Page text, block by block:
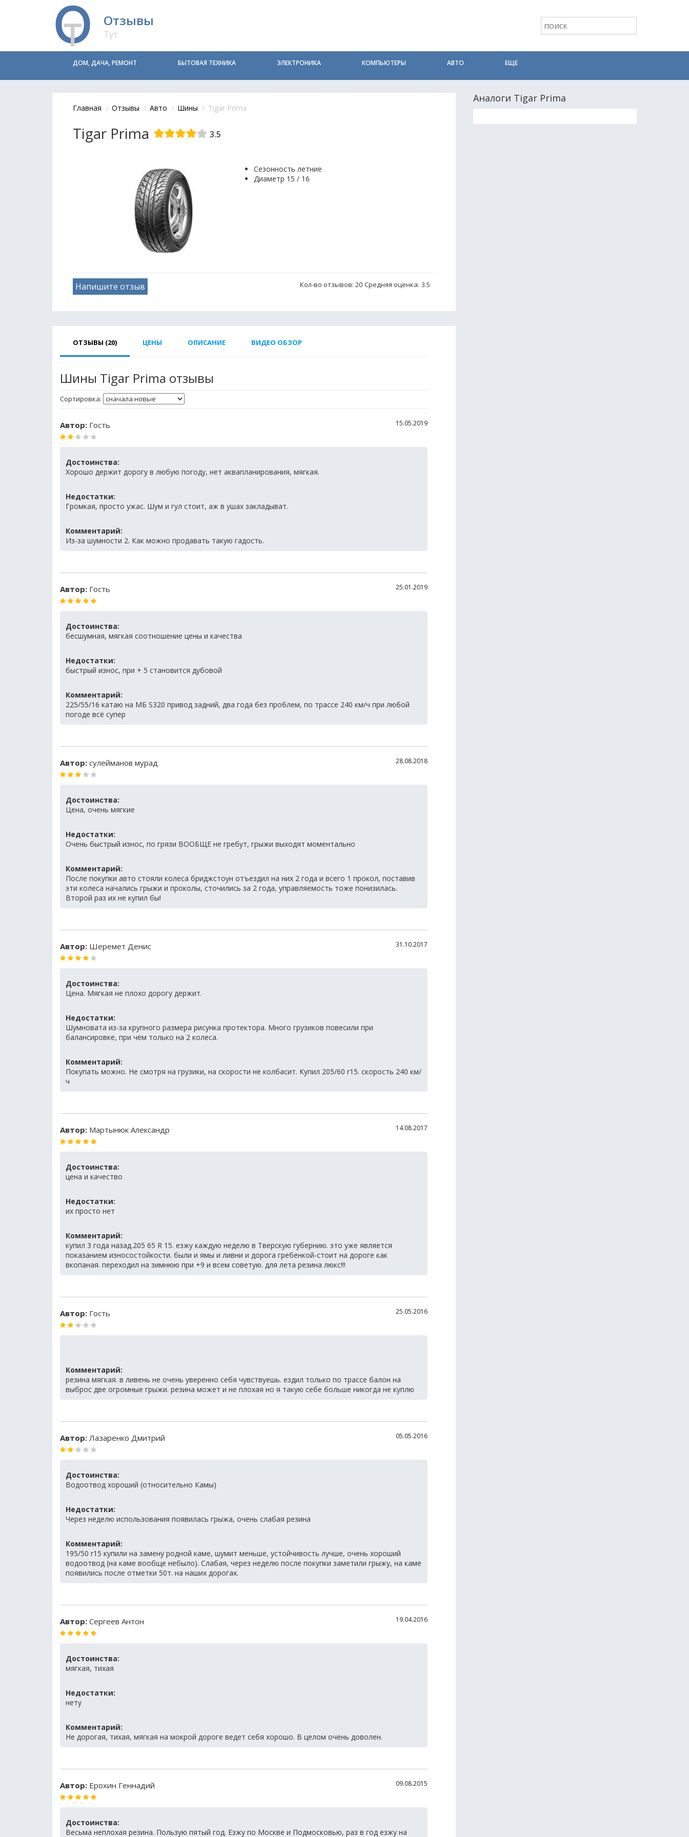
Отзывы
Тут
ДОМ, ДАЧА, РЕМОНТ БЫТОВАЯ ТЕХНИКА ЭЛЕКТРОНИКА КОМПЬЮТЕРЫ АВТО ЕЩЕ
Главная Отзывы Авто Шины Tigar Prima
Tigar Prima 3.5
Сезонность летние
Диаметр 15 / 16
Кол-во отзывов: 20 Средняя оценка: 3.5
Напишите отзыв
ОТЗЫВЫ (20) ЦЕНЫ ОПИСАНИЕ ВИДЕО ОБЗОР
Шины Tigar Prima отзывы
Сортировка:
Автор: Гость 15.05.2019
Достоинства:
Хорошо держит дорогу в любую погоду, нет аквапланирования, мягкая.
Недостатки:
Громкая, просто ужас. Шум и гул стоит, аж в ушах закладыват.
Комментарий:
Из-за шумности 2. Как можно продавать такую гадость.
Автор: Гость 25.01.2019
Достоинства:
бесшумная, мягкая соотношение цены и качества
Недостатки:
быстрый износ, при + 5 становится дубовой
Комментарий:
225/55/16 катаю на МБ S320 привод задний, два года без проблем, по трассе 240 км/ч при любой
погоде всё супер
Автор: сулейманов мурад 28.08.2018
Достоинства:
Цена, очень мягкие
Недостатки:
Очень быстрый износ, по грязи ВООБЩЕ не гребут, грыжи выходят моментально
Комментарий:
После покупки авто стояли колеса бриджстоун отъездил на них 2 года и всего 1 прокол, поставив
эти колеса начались грыжи и проколы, сточились за 2 года, управляемость тоже понизилась.
Второй раз их не купил бы!
Автор: Шеремет Денис 31.10.2017
Достоинства:
Цена. Мягкая не плохо дорогу держит.
Недостатки:
Шумновата из-за крупного размера рисунка протектора. Много грузиков повесили при
балансировке, при чём только на 2 колеса.
Комментарий:
Покупать можно. Не смотря на грузики, на скорости не колбасит. Купил 205/60 r15. скорость 240 км/
ч
Автор: Мартынюк Александр 14.08.2017
Достоинства:
цена и качество
Недостатки:
их просто нет
Комментарий:
купил 3 года назад.205 65 R 15. езжу каждую неделю в Тверскую губернию. это уже является
показанием износостойкости. были и ямы и ливни и дорога гребенкой-стоит на дороге как
вкопаная. переходил на зимнюю при +9 и всем советую. для лета резина люкс!!!
Автор: Гость 25.05.2016
Комментарий:
резина мягкая. в ливень не очень уверенно себя чувствуешь. ездил только по трассе балон на
выброс две огромные грыжи. резина может и не плохая но я такую себе больше никогда не куплю
Автор: Лазаренко Дмитрий 05.05.2016
Достоинства:
Водоотвод хороший (относительно Камы)
Недостатки:
Через неделю использования появилась грыжа, очень слабая резина
Комментарий:
195/50 r15 купили на замену родной каме, шумит меньше, устойчивость лучше, очень хороший
водоотвод (на каме вообще небыло). Слабая, через неделю после покупки заметили грыжу, на каме
появились после отметки 50т. на наших дорогах.
Автор: Сергеев Антон 19.04.2016
Достоинства:
мягкая, тихая
Недостатки:
нету
Комментарий:
Не дорогая, тихая, мягкая на мокрой дороге ведет себя хорошо. В целом очень доволен.
Автор: Ерохин Геннадий 09.08.2015
Достоинства:
Весьма неплохая резина. Пользую пятый год. Езжу по Москве и Подмосковью, раз в год езжу на
Аналоги Tigar Prima